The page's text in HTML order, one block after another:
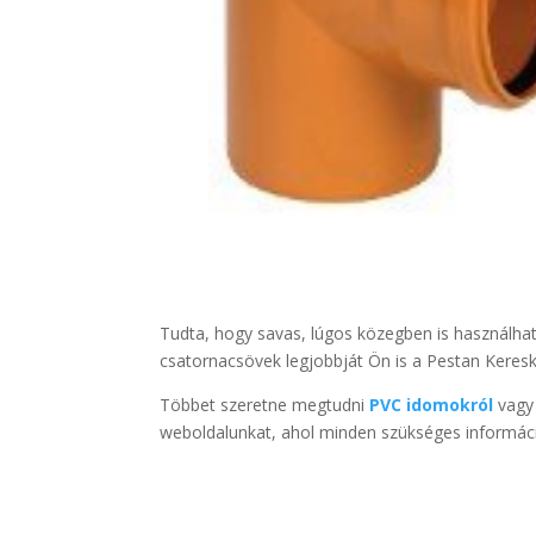
Tudta, hogy savas, lúgos közegben is
csatornacsövek legjobbját Ön is a Pestan
Többet szeretne megtudni PVC idomokról
weboldalunkat, ahol minden szükséges